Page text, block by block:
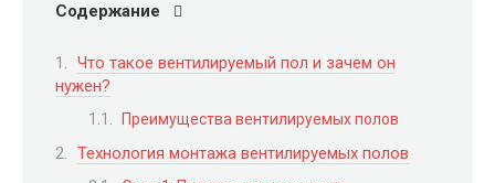
Содержание
Что такое вентилируемый пол и зачем он
нужен?
Преимущества вентилируемых полов
Технология монтажа вентилируемых полов